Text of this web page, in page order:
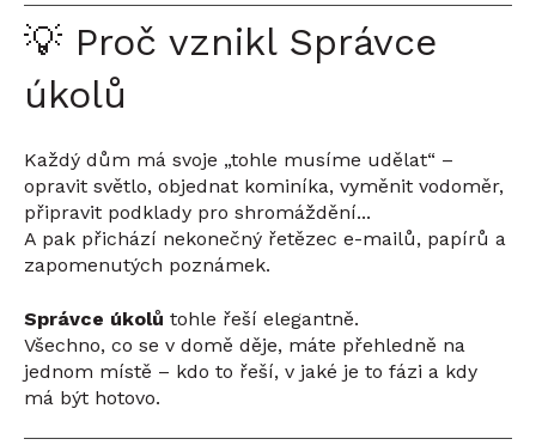
💡 Proč vznikl Správce
úkolů
Každý dům má svoje „tohle musíme udělat“ –
opravit světlo, objednat kominíka, vyměnit vodoměr,
připravit podklady pro shromáždění...
A pak přichází nekonečný řetězec e-mailů, papírů a
zapomenutých poznámek.
Správce úkolů tohle řeší elegantně.
Všechno, co se v domě děje, máte přehledně na
jednom místě – kdo to řeší, v jaké je to fázi a kdy
má být hotovo.